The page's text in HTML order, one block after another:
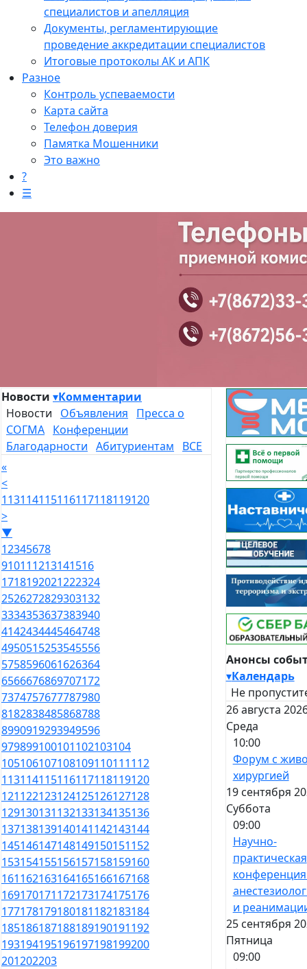
специалистов и апелляция
Документы, регламентирующие
проведение аккредитации специалистов
Итоговые протоколы АК и АПК
Разное
Контроль успеваемости
Карта сайта
Телефон доверия
Памятка Мошенники
Это важно
?
☰
Новости ▾Комментарии
Новости Объявления
Пресса о
СОГМА Конференции
Благодарности Абитуриентам
ВСЕ
«
<
113114115116117118119120
>
▼
12345678
910111213141516
1718192021222324
2526272829303132
3334353637383940
4142434445464748
4950515253545556
5758596061626364
6566676869707172
7374757677787980
8182838485868788
8990919293949596
979899100101102103104
105106107108109110111112
113114115116117118119120
121122123124125126127128
129130131132133134135136
137138139140141142143144
145146147148149150151152
153154155156157158159160
161162163164165166167168
169170171172173174175176
177178179180181182183184
185186187188189190191192
193194195196197198199200
201202203
Анонсы
▾Календарь
Не
26 августа
Среда
10:00
Форум с
хирургией
19 сентября
Суббота
09:00
Научно-
практическая
и
25 сентября
Пятница
09:00